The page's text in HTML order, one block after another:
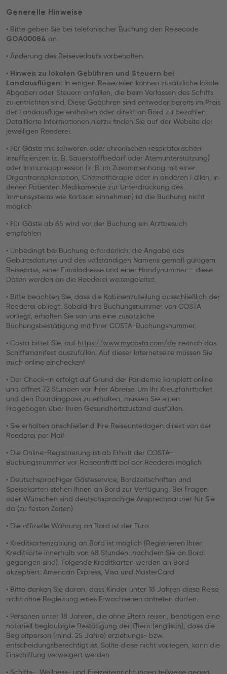
Generelle Hinweise
• Bitte geben Sie bei telefonischer Buchung den Reisecode
GOA00084 an.
• Änderung des Reiseverlaufs vorbehalten.
• Hinweis zu lokalen Gebühren und Steuern bei
Landausflügen: In einigen Reisezielen können zusätzliche lokale
Abgaben oder Steuern anfallen, die beim Verlassen des Schiffs
zu entrichten sind. Diese Gebühren sind entweder bereits im Preis
der Landausflüge enthalten oder direkt an Bord zu bezahlen.
Detaillierte Informationen hierzu finden Sie auf der Website der
jeweiligen Reederei.
• Für Gäste mit schweren oder chronischen respiratorischen
Insuffizienzen (z. B. Sauerstoffbedarf oder Atemunterstützung)
oder Immunsuppression (z. B. im Zusammenhang mit einer
Organtransplantation, Chemotherapie oder in anderen Fällen, in
denen Patienten Medikamente zur Unterdrückung des
Immunsystems wie Kortison einnehmen) ist die Buchung nicht
möglich
• Für Gäste ab 65 wird vor der Buchung ein Arztbesuch
empfohlen
• Unbedingt bei Buchung erforderlich: die Angabe des
Geburtsdatums und des vollständigen Namens gemäß gültigem
Reisepass, einer Emailadresse und einer Handynummer – diese
Daten werden an die Reederei weitergeleitet.
• Bitte beachten Sie, dass die Kabinenzuteilung ausschließlich der
Reederei obliegt. Sobald Ihre Buchungsnummer von COSTA
vorliegt, erhalten Sie von uns eine zusätzliche
Buchungsbestätigung mit Ihrer COSTA-Buchungsnummer.
• Costa bittet Sie, auf https://www.mycosta.com/de zeitnah das
Schiffsmanifest auszufüllen. Auf dieser Internetseite müssen Sie
auch online einchecken!
• Der Check-in erfolgt auf Grund der Pandemie komplett online
und öffnet 72 Stunden vor Ihrer Abreise. Um Ihr Kreuzfahrtticket
und den Boardingpass zu erhalten, müssen Sie einen
Fragebogen über Ihren Gesundheitszustand ausfüllen.
• Sie erhalten anschließend Ihre Reiseunterlagen direkt von der
Reederei per Mail
• Die Online-Registrierung ist ab Erhalt der COSTA-
Buchungsnummer vor Reiseantritt bei der Reederei möglich
• Deutschsprachiger Gästeservice, Bordzeitschriften und
Speisekarten stehen Ihnen an Bord zur Verfügung. Bei Fragen
oder Wünschen sind deutschsprachige Ansprechpartner für Sie
da (zu festen Zeiten)
• Die offizielle Währung an Bord ist der Euro.
• Kreditkartenzahlung an Bord ist möglich (Registrieren Ihrer
Kreditkarte innerhalb von 48 Stunden, nachdem Sie an Bord
gegangen sind). Folgende Kreditkarten werden an Bord
akzeptiert: American Express, Visa und MasterCard
• Bitte denken Sie daran, dass Kinder unter 18 Jahren diese Reise
nicht ohne Begleitung eines Erwachsenen antreten dürfen.
• Personen unter 18 Jahren, die ohne Eltern reisen, benötigen eine
notariell beglaubigte Bestätigung der Eltern (englisch), dass die
Begleitperson (mind. 25 Jahre) erziehungs- bzw.
entscheidungsberechtigt ist. Sollte diese nicht vorliegen, kann die
Einschiffung verweigert werden
• Schiffs-, Wellness- und Freizeiteinrichtungen teilweise gegen